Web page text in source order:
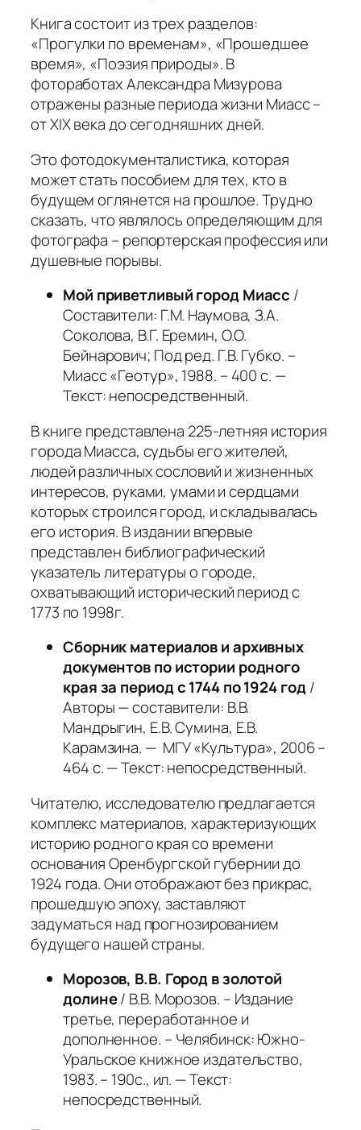
Книга состоит из трех разделов:
«Прогулки по временам», «Прошедшее
время», «Поэзия природы». В
фотоработах Александра Мизурова
отражены разные периода жизни Миасс –
от XIX века до сегодняшних дней.
Это фотодокументалистика, которая
может стать пособием для тех, кто в
будущем оглянется на прошлое. Трудно
сказать, что являлось определяющим для
фотографа – репортерская профессия или
душевные порывы.
Мой приветливый город Миасс /
Составители: Г.М. Наумова, З.А.
Соколова, В.Г. Еремин, О.О.
Бейнарович; Под ред. Г.В. Губко. –
Миасс «Геотур», 1988. – 400 с. —
Текст: непосредственный.
В книге представлена 225-летняя история
города Миасса, судьбы его жителей,
людей различных сословий и жизненных
интересов, руками, умами и сердцами
которых строился город, и складывалась
его история. В издании впервые
представлен библиографический
указатель литературы о городе,
охватывающий исторический период с
1773 по 1998г.
Сборник материалов и архивных
документов по истории родного
края за период с 1744 по 1924 год/
Авторы — составители: В.В.
Мандрыгин, Е.В. Сумина, Е.В.
Карамзина. — МГУ «Культура», 2006 –
464 с. — Текст: непосредственный.
Читателю, исследователю предлагается
комплекс материалов, характеризующих
историю родного края со времени
основания Оренбургской губернии до
1924 года. Они отображают без прикрас,
прошедшую эпоху, заставляют
задуматься над прогнозированием
будущего нашей страны.
Морозов, В.В. Город в золотой
долине/ В.В. Морозов. – Издание
третье, переработанное и
дополненное. – Челябинск: Южно-
Уральское книжное издательство,
1983. – 190с., ил. — Текст:
непосредственный.